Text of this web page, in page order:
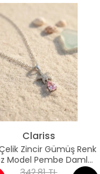
Clariss
Zincir Gümüş Renk
Model Pembe Damla
Taş Model Kolye